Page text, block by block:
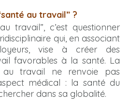
au travail” ?
travail”, c’est questionner
qui, en associant
vise à créer des
favorables à la santé. La
travail ne renvoie pas
médical : la santé du
dans sa globalité.